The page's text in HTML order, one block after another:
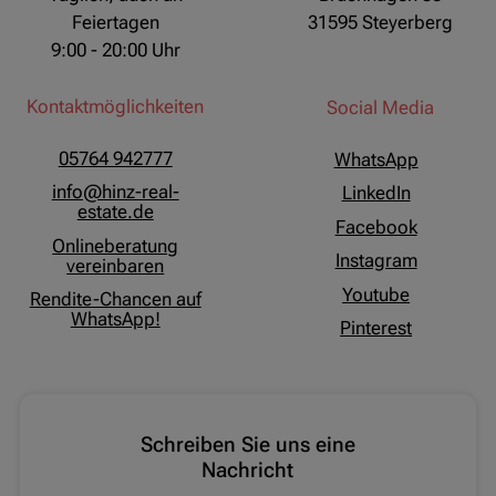
Feiertagen
9:00 - 20:00 Uhr
Kontaktmöglichkeiten
05764 942777
info@hinz-real-
estate.de
Onlineberatung
vereinbaren
Rendite-Chancen auf
WhatsApp!
31595 Steyerberg
Social Media
WhatsApp
LinkedIn
Facebook
Instagram
Youtube
Pinterest
Schreiben Sie uns eine
Nachricht